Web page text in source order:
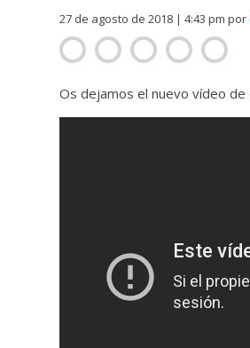
27 de agosto de 2018 | 4:43 pmpor
Os dejamos el nuevo vídeo de